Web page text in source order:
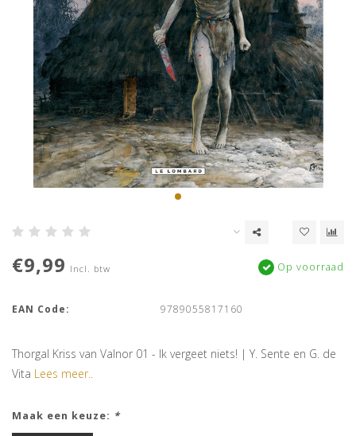
€9,99 Incl. btw Op voorraad
EAN Code: 9789055817160
Thorgal Kriss van Valnor 01 - Ik vergeet niets! | Y. Sente en G. de
Vita Lees meer..
Maak een keuze: *